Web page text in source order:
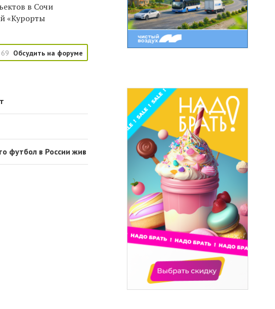
в Сочи
«Курорты
69 Обсудить на форуме
футбол в России жив